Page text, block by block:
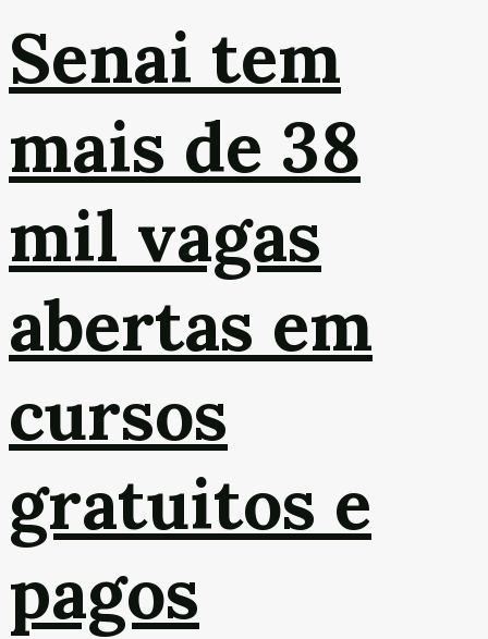
Senai tem
mais de 38
mil vagas
abertas em
cursos
gratuitos e
pagos